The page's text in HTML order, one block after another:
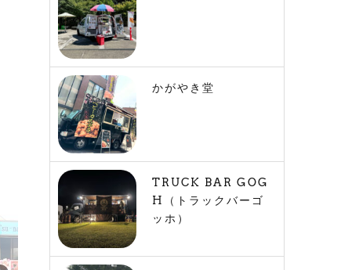
かがやき堂
TRUCK BAR GOG
H（トラックバーゴ
ッホ）